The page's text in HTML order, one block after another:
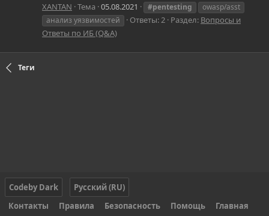
XANTAN Тема 05.08.2021 #pentesting
owasp/asst
анализ уязвимостей
Ответы: 2 Раздел: Вопросы и
Ответы по ИБ (Q&A)
Теги
Codeby Dark
Русский (RU)
Контакты
Правила Безопасность Помощь Главная